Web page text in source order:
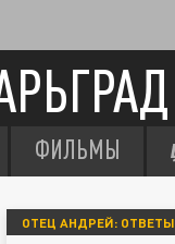
ФИЛЬМЫ
ОТЕЦ АНДРЕЙ: ОТВЕТЫ